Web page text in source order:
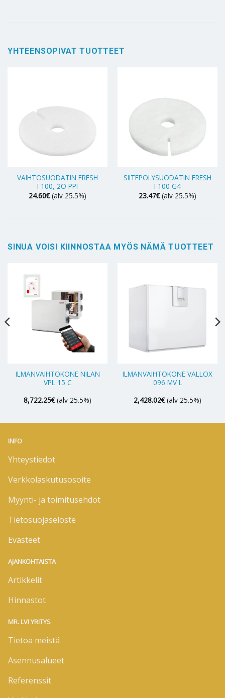
YHTEENSOPIVAT TUOTTEET
VAIHTOSUODATIN FRESH
F100, 2O PPI
24.60€ (alv 25.5%)
SIITEPÖLYSUODATIN FRESH
F100 G4
23.47€ (alv 25.5%)
SINUA VOISI KIINNOSTAA MYÖS NÄMÄ TUOTTEET
ILMANVAIHTOKONE NILAN
VPL 15 C
8,722.25€ (alv 25.5%)
ILMANVAIHTOKONE VALLOX
096 MV L
2,428.02€ (alv 25.5%)
INFO
Yhteystiedot
Verkkolaskutusosoite
Myynti- ja toimitusehdot
Tietosuojaseloste
Evästeet
AJANKOHTAISTA
Artikkelit
Hinnastot
MR. LVI YRITYS
Tietoa meistä
Asennusalueet
Referenssit